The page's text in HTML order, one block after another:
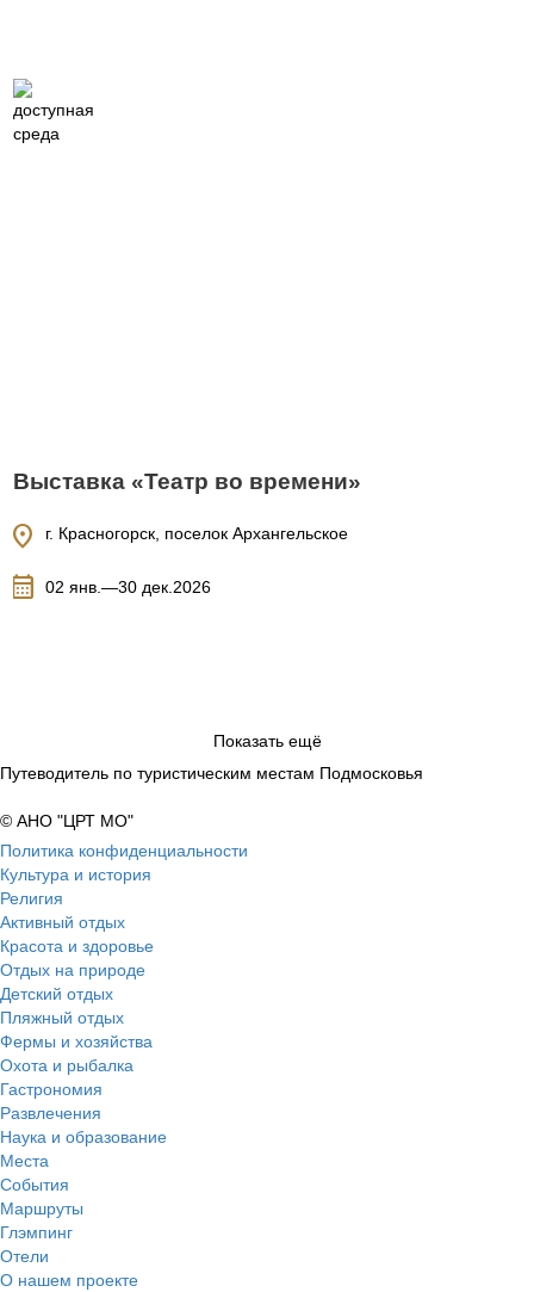
Выставка «Театр во времени»
location_on г. Красногорск, поселок Архангельское
calendar_month 02 янв.—30 дек.2026
Показать ещё
Путеводитель по туристическим местам Подмосковья
© АНО "ЦРТ МО"
Политика конфиденциальности
Культура и история
Религия
Активный отдых
Красота и здоровье
Отдых на природе
Детский отдых
Пляжный отдых
Фермы и хозяйства
Охота и рыбалка
Гастрономия
Развлечения
Наука и образование
Места
События
Маршруты
Глэмпинг
Отели
О нашем проекте